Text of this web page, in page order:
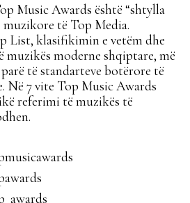
Music Awards është “shtylla
të Top Media.
List, klasifikimin e vetëm dhe
muzikës moderne shqiptare, më
të standarteve botërore të
Në 7 vite Top Music Awards
referimi të muzikës të